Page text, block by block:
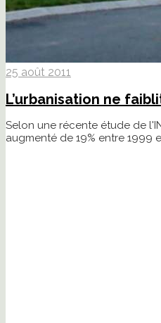
25 août 2011
L’urbanisation ne
Selon une récente étude de
augmenté de 19% entre 1999